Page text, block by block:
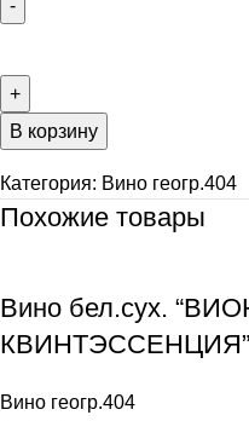
В корзину
Категория: Вино геогр.404
Похожие товары
Вино бел.сух.
КВИНТЭССЕНЦИЯ”
Вино геогр.404